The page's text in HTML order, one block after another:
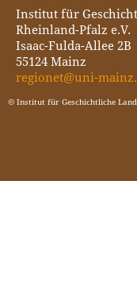
Institut für
Rheinland-Pfalz e.V.
Isaac-Fulda-Allee 2B
55124 Mainz
regionet@uni-
© Institut für Geschichtliche